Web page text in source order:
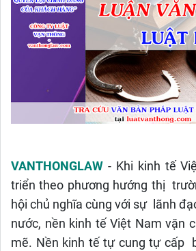
VANTHONGLAW - Khi kinh tế
triển theo phương hướng thị
hội chủ nghĩa cùng với sự lãnh
nước, nền kinh tế Việt Nam vặn
mẽ. Nền kinh tế tự cung tự cấp